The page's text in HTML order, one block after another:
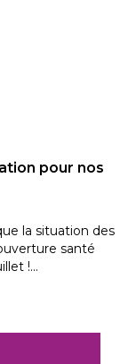
pour nos
la situation des
santé
!…